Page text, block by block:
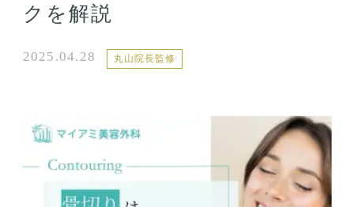
クを解説
2025.04.28 丸山院長監修